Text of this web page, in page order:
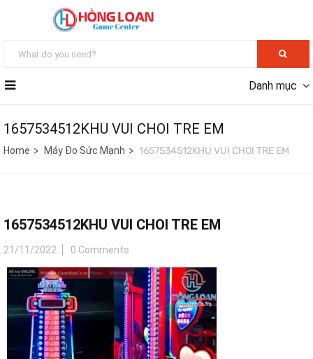
Danh mục
1657534512KHU VUI CHOI TRE EM
Home Máy Đo Sức Mạnh 1657534512KHU VUI CHOI TRE EM
1657534512KHU VUI CHOI TRE EM
21/11/2022 0 Comments